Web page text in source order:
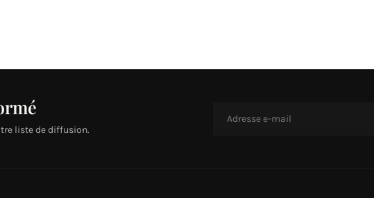
liste de diffusion.